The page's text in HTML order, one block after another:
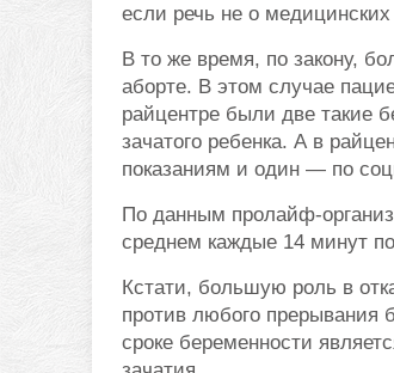
если речь не о
В то же время, по закону,
аборте. В этом случае
райцентре были две такие
зачатого ребенка. А в
показаниям и один — по
По данным пролайф-
среднем каждые 14 минут
Кстати, большую роль в
против любого прерывания
сроке беременности